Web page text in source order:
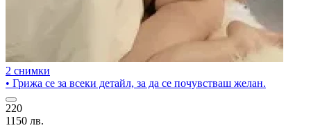
2 снимки
• Грижа се за всеки детайл, за да се почувстваш желан.
220
1150 лв.